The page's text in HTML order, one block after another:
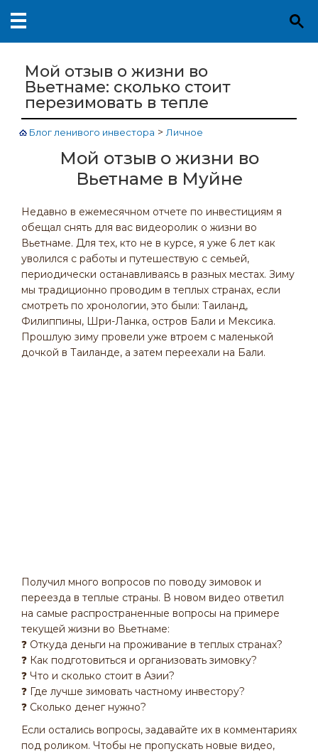
Мой отзыв о жизни во
Вьетнаме: сколько стоит
перезимовать в тепле
Блог ленивого инвестора >Личное
Мой отзыв о жизни во
Вьетнаме в Муйне
Недавно в ежемесячном отчете по инвестициям я
обещал снять для вас видеоролик о жизни во
Вьетнаме. Для тех, кто не в курсе, я уже 6 лет как
уволился с работы и путешествую с семьей,
периодически останавливаясь в разных местах. Зиму
мы традиционно проводим в теплых странах, если
смотреть по хронологии, это были: Таиланд,
Филиппины, Шри-Ланка, остров Бали и Мексика.
Прошлую зиму провели уже втроем с маленькой
дочкой в Таиланде, а затем переехали на Бали.
Получил много вопросов по поводу зимовок и
переезда в теплые страны. В новом видео ответил
на самые распространенные вопросы на примере
текущей жизни во Вьетнаме:
❓ Откуда деньги на проживание в теплых странах?
❓ Как подготовиться и организовать зимовку?
❓ Что и сколько стоит в Азии?
❓ Где лучше зимовать частному инвестору?
❓ Сколько денег нужно?
Если остались вопросы, задавайте их в комментариях
под роликом. Чтобы не пропускать новые видео,